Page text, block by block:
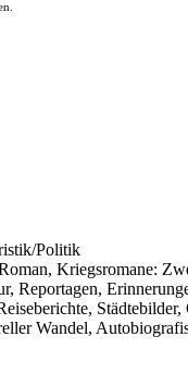
Politik
Kriegsromane:
Reportagen,
Wandel,